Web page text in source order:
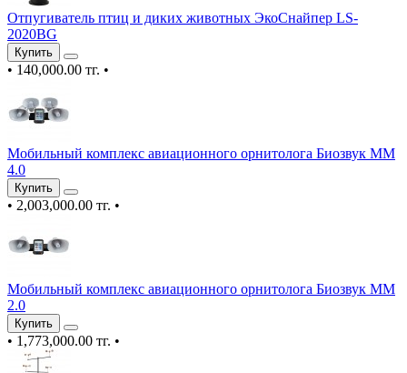
Отпугиватель птиц и диких животных ЭкоСнайпер LS-
2020BG
Купить
• 140,000.00 тг. •
Мобильный комплекс авиационного орнитолога Биозвук ММ
4.0
Купить
• 2,003,000.00 тг. •
Мобильный комплекс авиационного орнитолога Биозвук ММ
2.0
Купить
• 1,773,000.00 тг. •